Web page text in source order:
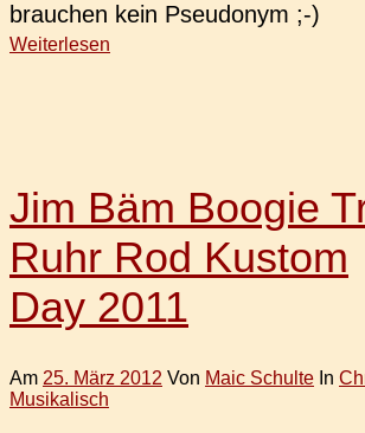
brau­chen kein Pseudonym ;-)
Weiterlesen
Jim Bäm Boogie
Ruhr Rod Kustom
Day 2011
Am 25. März 2012 Von Maic Schulte In
Musikalisch